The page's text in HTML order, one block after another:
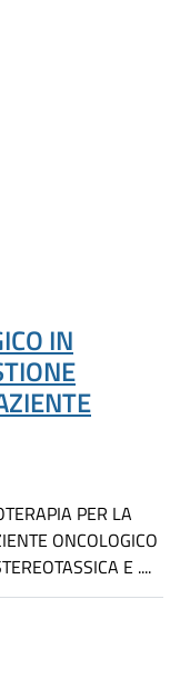
IN
PER LA
ONCOLOGICO
E ....